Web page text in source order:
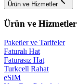
Ürün ve Hizmetler
Ürün ve Hizmetler
Paketler ve Tarifeler
Faturalı Hat
Faturasız Hat
Turkcell Rahat
eSIM